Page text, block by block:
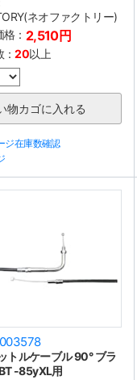
ネオファクトリー)
： 2,510円
：20以上
ジ在庫数確認
トルケーブル 90° ブラ
-85yXL用